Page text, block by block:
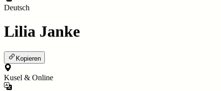
Deutsch
Lilia Janke
Kopieren
Kusel & Online